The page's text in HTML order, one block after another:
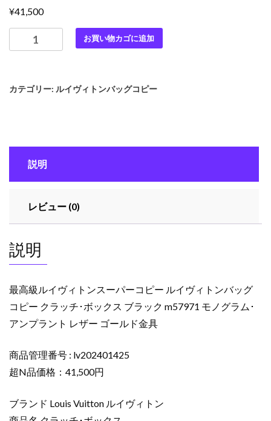
¥41,500
高
イ
ン
ー
コ
ー
ル
ヴ
ィ
ト
バ
ッ
コ
ピ
お買い物カゴに追加
カテゴリー: ルイヴィトンバッグコピー
説明
レビュー (0)
説明
最高級ルイヴィトンスーパーコピー ルイヴィトンバッグ
コピー クラッチ･ボックス ブラック m57971 モノグラム･
アンプラント レザー ゴールド金具
商品管理番号 : lv202401425
超N品価格：41,500円
ブランド Louis Vuitton ルイヴィトン